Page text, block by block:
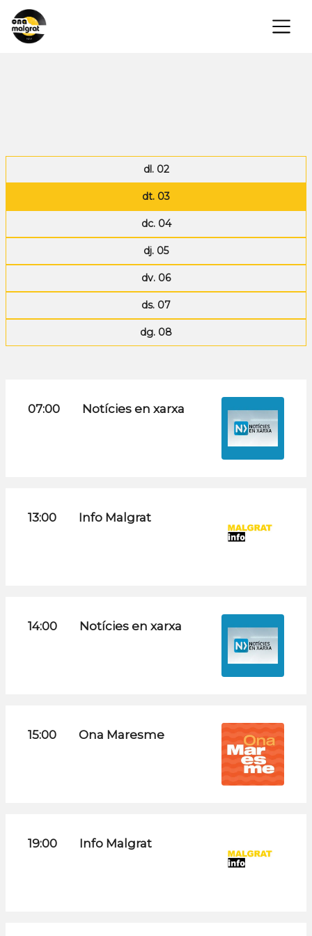
×
dl. 02
dt. 03
dc. 04
dj. 05
dv. 06
ds. 07
dg. 08
07:00 Notícies en xarxa
13:00 Info Malgrat
14:00 Notícies en xarxa
15:00 Ona Maresme
19:00 Info Malgrat